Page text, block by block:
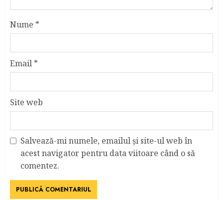
Nume *
Email *
Site web
Salvează-mi numele, emailul și site-ul web în
acest navigator pentru data viitoare când o să
comentez.